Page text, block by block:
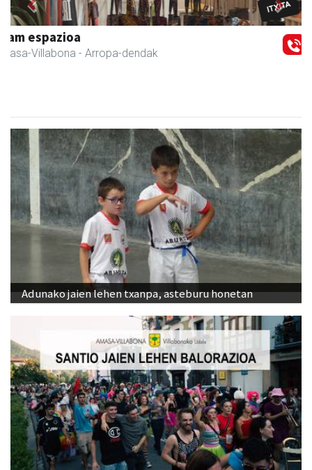
Amasa-Villabonako Udala
Amasa-Villabona - Udaletxeak
Previous Next
Adunako jaien lehen txanpa, asteburu honetan